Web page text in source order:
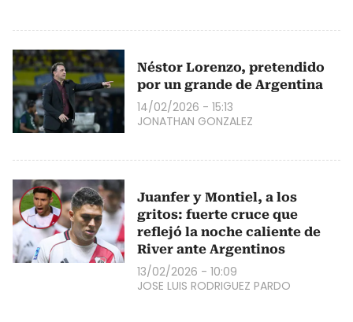
Néstor Lorenzo, pretendido
por un grande de Argentina
14/02/2026 - 15:13
JONATHAN GONZALEZ
Juanfer y Montiel, a los
gritos: fuerte cruce que
reflejó la noche caliente de
River ante Argentinos
13/02/2026 - 10:09
JOSE LUIS RODRIGUEZ PARDO